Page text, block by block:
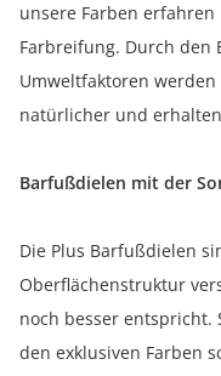
unsere Farben
Farbreifung. Durch den
Umweltfaktoren
natürlicher und
Barfußdielen mit der
Die Plus Barfußdielen
Oberflächenstruktur
noch besser entspricht.
den exklusiven Farben